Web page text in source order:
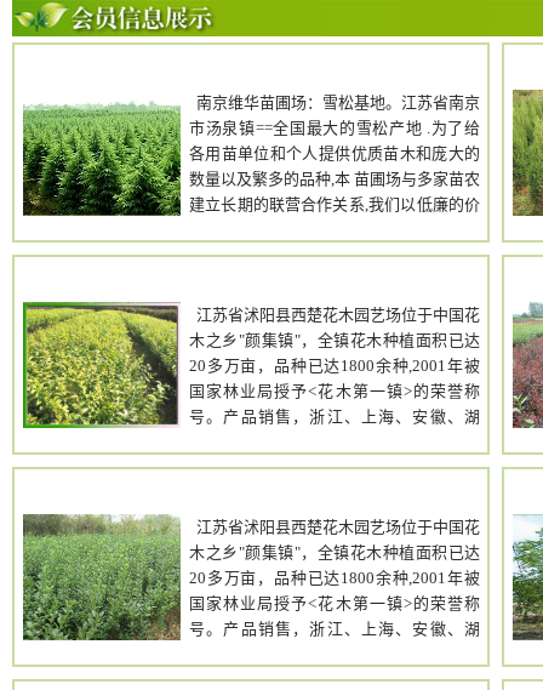
南京维华苗圃场：雪松基地。江苏省南京
市汤泉镇==全国最大的雪松产地 .为了给
各用苗单位和个人提供优质苗木和庞大的
数量以及繁多的品种,本 苗圃场与多家苗农
建立长期的联营合作关系,我们以低廉的价
后服务赢得广大用苗单位信赖.为了争取更
苗木:雪松籽播苗、蜀桧、白玉兰、 广玉
兰、高杆女贞、马褂木、桂花、龙柏、普
通石楠、百日红、红叶石楠、 紫叶李、栾
树、垂柳、棕榈、青桐、水杉、香樟、榉
树、合欢、法桐 、杜仲、红枫、朴树、樱
等等.本场经 营宗旨：以质量为根本，价格
检疫、短途运输、专车接送。热忱欢迎 各
界朋友前来实地考察，洽谈合作。
江苏省沭阳县西楚花木园艺场位于中国花
木之乡"颜集镇"，全镇花木种植面积已达
20多万亩，品种已达1800余种,2001年被
国家林业局授予<花木第一镇>的荣誉称
号。产品销售，浙江、上海、安徽、湖
安、北京、大连、内蒙等地 ，苗木适应性
选择。我场主要品种有:红叶石楠.红瑞木.
红王子锦带.大小叶黄杨.月季,红叶小波,金
(红)叶女贞,侧柏.银杏.龙柏.雪松.榉树.朴
树、红枫,柿树,木槿,意杨高杆女贞,玉兰，
法桐,国槐,银杏,栾树,樱花,剑麻,珍珠梅,垂
柏,花柏,地柏,红.绿梅,红枫，草坪,棕榈,青
江苏省沭阳县西楚花木园艺场位于中国花
木之乡"颜集镇"，全镇花木种植面积已达
20多万亩，品种已达1800余种,2001年被
国家林业局授予<花木第一镇>的荣誉称
号。产品销售，浙江、上海、安徽、湖
安、北京、大连、内蒙等地 ，苗木适应性